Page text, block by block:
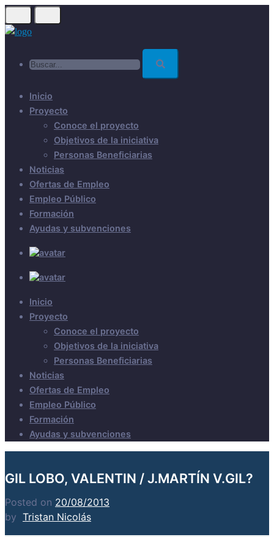
Skip
to
Inicio
Proyecto
Conoce el proyecto
Objetivos de la iniciativa
Personas Beneficiarias
Noticias
Ofertas de Empleo
Empleo Público
Formación
Ayudas y subvenciones
Inicio
Proyecto
Conoce el proyecto
Objetivos de la iniciativa
Personas Beneficiarias
Noticias
Ofertas de Empleo
Empleo Público
Formación
Ayudas y subvenciones
GIL LOBO, VALENTIN / J.MARTÍN V.GIL?
Posted on 20/08/2013
by Tristan Nicolás